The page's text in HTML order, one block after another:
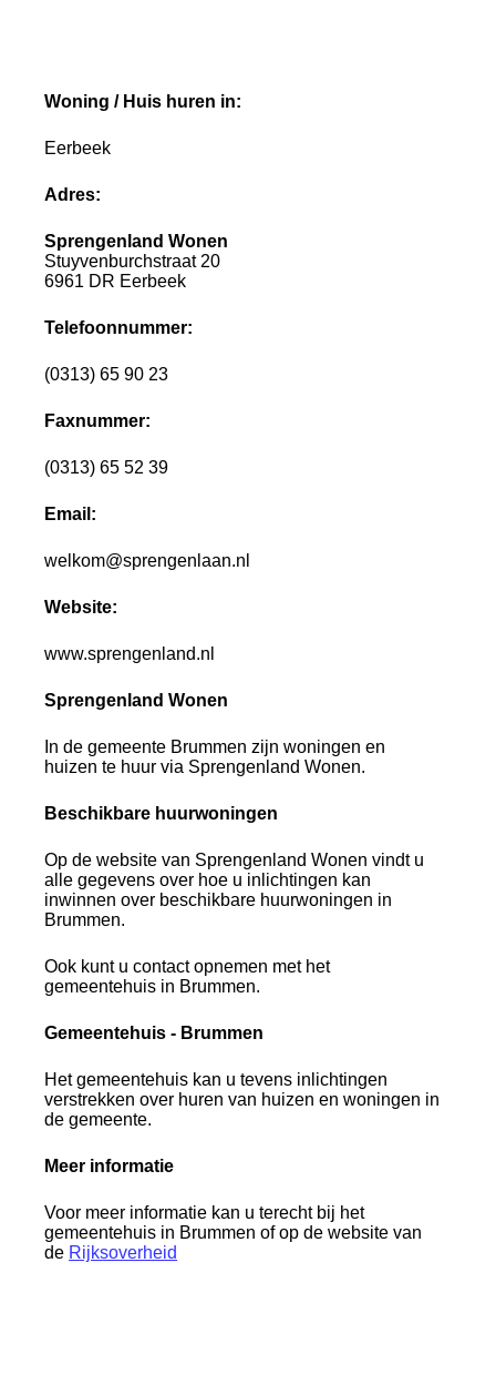
Woning / Huis huren in:
Eerbeek
Adres:
Sprengenland Wonen
Stuyvenburchstraat 20
6961 DR Eerbeek
Telefoonnummer:
(0313) 65 90 23
Faxnummer:
(0313) 65 52 39
Email:
welkom@sprengenlaan.nl
Website:
www.sprengenland.nl
Sprengenland Wonen
In de gemeente Brummen zijn woningen en
huizen te huur via Sprengenland Wonen.
Beschikbare huurwoningen
Op de website van Sprengenland Wonen vindt u
alle gegevens over hoe u inlichtingen kan
inwinnen over beschikbare huurwoningen in
Brummen.
Ook kunt u contact opnemen met het
gemeentehuis in Brummen.
Gemeentehuis - Brummen
Het gemeentehuis kan u tevens inlichtingen
verstrekken over huren van huizen en woningen in
de gemeente.
Meer informatie
Voor meer informatie kan u terecht bij het
gemeentehuis in Brummen of op de website van
de Rijksoverheid